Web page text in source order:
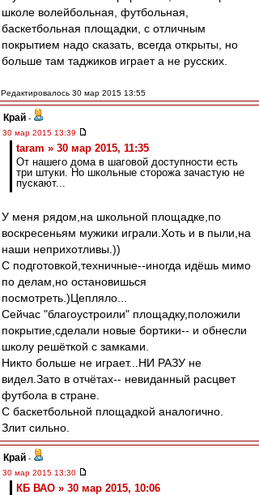
школе волейбольная, футбольная,
баскетбольная площадки, с отличным
покрытием надо сказать, всегда открыты, но
больше там таджиков играет а не русских.
Редактировалось 30 мар 2015 13:55
Край -
30 мар 2015 13:39
taram » 30 мар 2015, 11:35
От нашего дома в шаговой доступности есть
три штуки. Но школьные сторожа зачастую не
пускают...
У меня рядом,на школьной площадке,по
воскресеньям мужики играли.Хоть и в пыли,на
наши неприхотливы.))
С подготовкой,техничные--иногда идёшь мимо
по делам,но остановишься
посмотреть.)Цепляло...
Сейчас "благоустроили" площадку,положили
покрытие,сделали новые бортики-- и обнесли
школу решёткой с замками.
Никто больше не играет...НИ РАЗУ не
видел.Зато в отчётах-- невиданный расцвет
футбола в стране.
С баскетбольной площадкой аналогично.
Злит сильно.
Край -
30 мар 2015 13:30
КБ ВАО » 30 мар 2015, 10:06